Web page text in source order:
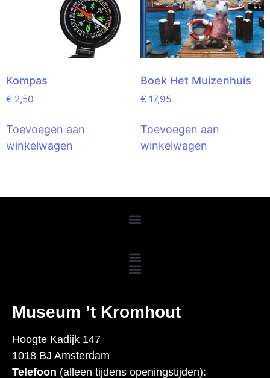
Kompas
€ 2,50
Toevoegen aan
winkelwagen
Boek Het Muizenhuis
€ 17,95
Toevoegen aan
winkelwagen
Museum ’t Kromhout
Hoogte Kadijk 147
1018 BJ Amsterdam
Telefoon (alleen tijdens openingstijden):